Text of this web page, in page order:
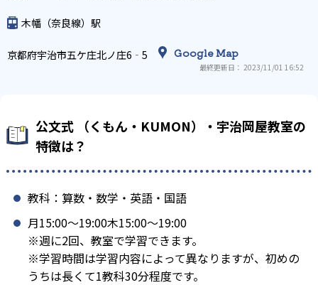
木幡（奈良線）駅
京都府宇治市五ケ庄北ノ庄6‐5 Google Map
最終更新日： 2023/11/01 16:52
公文式 （くもん・KUMON）・宇治岡屋教室の
特徴は？
教科：算数・数学・英語・国語
月15:00〜19:00木15:00〜19:00
※週に2回、教室で学習できます。
※学習時間は学習内容によって異なりますが、初めの
うちは長くて1教科30分程度です。